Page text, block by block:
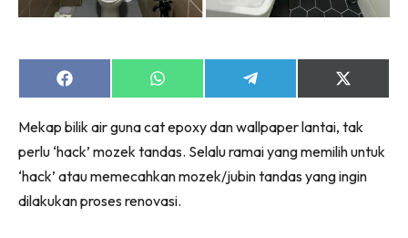
Bilik Tidur
Ruang Makan
Ruang Tamu
Menarik Lagi
Casa Impiana
Impiana Makeover
Makeover Ruang Selebriti
Share
on
Share
on
Share
on
Share
on
(Twitter)
Mekap bilik air guna cat epoxy dan wallpaper lantai, tak
perlu ‘hack’ mozek tandas. Selalu ramai yang memilih untuk
‘hack’ atau memecahkan mozek/jubin tandas yang ingin
dilakukan proses renovasi.